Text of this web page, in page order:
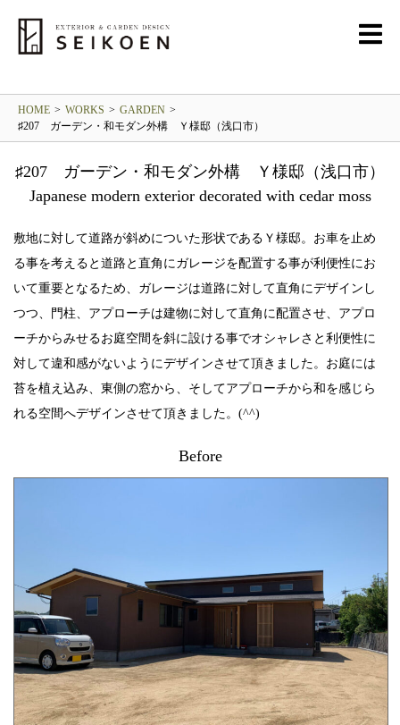
GARDEN
HOME > WORKS > GARDEN >
♯207 ガーデン・和モダン外構 Ｙ様邸（浅口市）
♯207 ガーデン・和モダン外構 Ｙ様邸（浅口市）
Japanese modern exterior decorated with cedar moss
敷地に対して道路が斜めについた形状であるＹ様邸。お車を止め
る事を考えると道路と直角にガレージを配置する事が利便性にお
いて重要となるため、ガレージは道路に対して直角にデザインし
つつ、門柱、アプローチは建物に対して直角に配置させ、アプロ
ーチからみせるお庭空間を斜に設ける事でオシャレさと利便性に
対して違和感がないようにデザインさせて頂きました。お庭には
苔を植え込み、東側の窓から、そしてアプローチから和を感じら
れる空間へデザインさせて頂きました。(^^)
Before